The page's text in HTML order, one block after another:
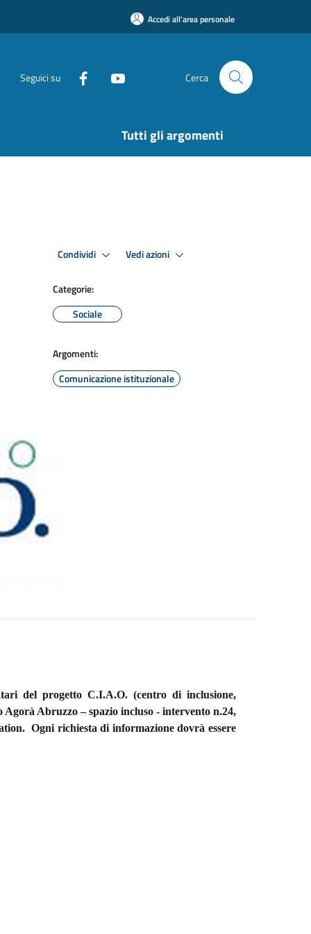
Accedi all'area personale
Seguici su Cerca
Tutti gli argomenti
Condividi Vedi azioni
Categorie:
Sociale
Argomenti:
Comunicazione istituzionale
del progetto C.I.A.O. (centro di inclusione,
Agorà Abruzzo – spazio incluso - intervento n.24,
Ogni richiesta di informazione dovrà essere